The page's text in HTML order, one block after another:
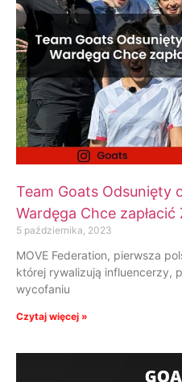
Team Goats Odsunięty
Wardęga Chce
5 października, 2023
MOVE Federation, pierwsza
której rywalizują influencerzy,
wycofaniu
Czytaj więcej »